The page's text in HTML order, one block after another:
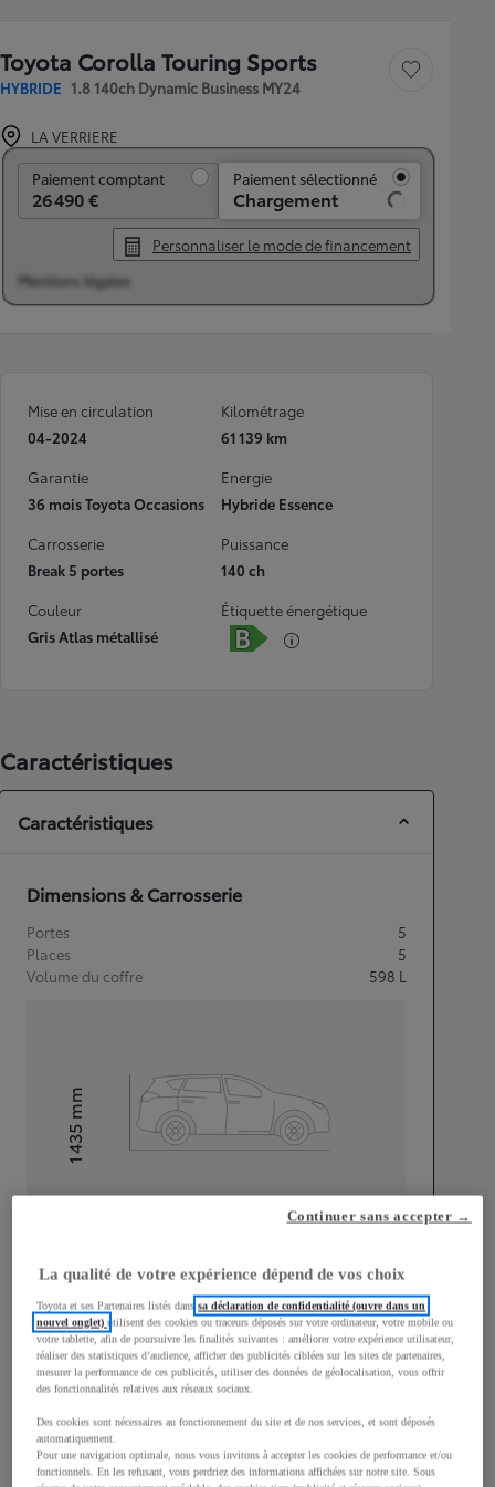
Toyota Corolla Touring Sports
HYBRIDE 1.8 140ch Dynamic Business MY24
Sauvegarder le
LA VERRIERE
Paiement comptant
26 490 €
Paiement sélectionné
Chargement
Personnaliser le mode de financement
Mentions légales
Mise en circulation
04-2024
Kilométrage
61 139 km
Garantie
36 mois Toyota Occasions
Energie
Hybride Essence
Carrosserie
Break 5 portes
Puissance
140 ch
Couleur
Gris Atlas métallisé
Étiquette énergétique
Caractéristiques
Caractéristiques
Dimensions & Carrosserie
Portes
5
Places
5
Volume du coffre
598 L
Longueur
4 650mm
Hauteur1 435
mm
Largeur
1 790mm
Consommation mixte
La qualité de votre expérience dépend de vos choix
Toyota et ses Partenaires listés danssa déclaration de confidentialité (ouvre dans un
nouvel onglet)utilisent des cookies ou traceurs déposés sur votre ordinateur, votre mobile ou
votre tablette, afin de poursuivre les finalités suivantes : améliorer votre expérience utilisateur,
réaliser des statistiques d’audience, afficher des publicités ciblées sur les sites de partenaires,
mesurer la performance de ces publicités, utiliser des données de géolocalisation, vous offrir
des fonctionnalités relatives aux réseaux sociaux.
Des cookies sont nécessaires au fonctionnement du site et de nos services, et sont déposés
automatiquement.
Pour une navigation optimale, nous vous invitons à accepter les cookies de performance et/ou
fonctionnels. En les refusant, vous perdriez des informations affichées sur notre site. Sous
Continuer sans accepter →